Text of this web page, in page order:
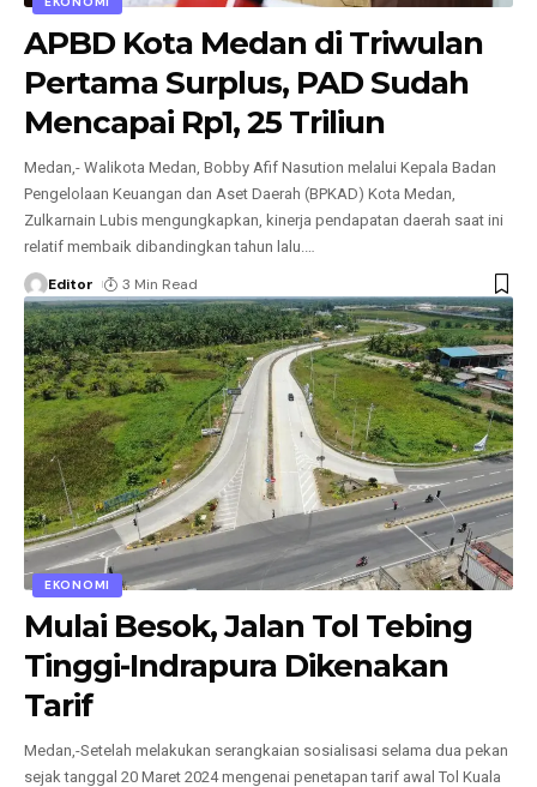
APBD Kota Medan di Triwulan
Pertama Surplus, PAD Sudah
Mencapai Rp1, 25 Triliun
Medan,- Walikota Medan, Bobby Afif Nasution melalui Kepala Badan
Pengelolaan Keuangan dan Aset Daerah (BPKAD) Kota Medan,
Zulkarnain Lubis mengungkapkan, kinerja pendapatan daerah saat ini
relatif membaik dibandingkan tahun lalu.
Editor 3 Min Read
EKONOMI
Mulai Besok, Jalan Tol Tebing
Tinggi-Indrapura Dikenakan
Tarif
Medan,-Setelah melakukan serangkaian sosialisasi selama dua pekan
sejak tanggal 20 Maret 2024 mengenai penetapan tarif awal Tol Kuala